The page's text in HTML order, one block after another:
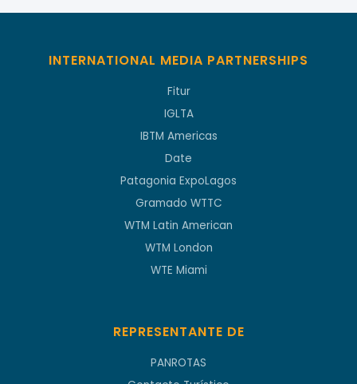
INTERNATIONAL MEDIA PARTNERSHIPS
Fitur
IGLTA
IBTM Americas
Date
Patagonia ExpoLagos
Gramado WTTC
WTM Latin American
WTM London
WTE Miami
REPRESENTANTE DE
PANROTAS